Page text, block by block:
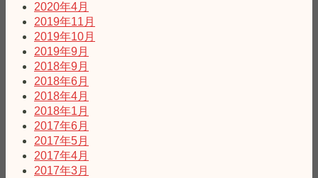
2020年4月
2019年11月
2019年10月
2019年9月
2018年9月
2018年6月
2018年4月
2018年1月
2017年6月
2017年5月
2017年4月
2017年3月